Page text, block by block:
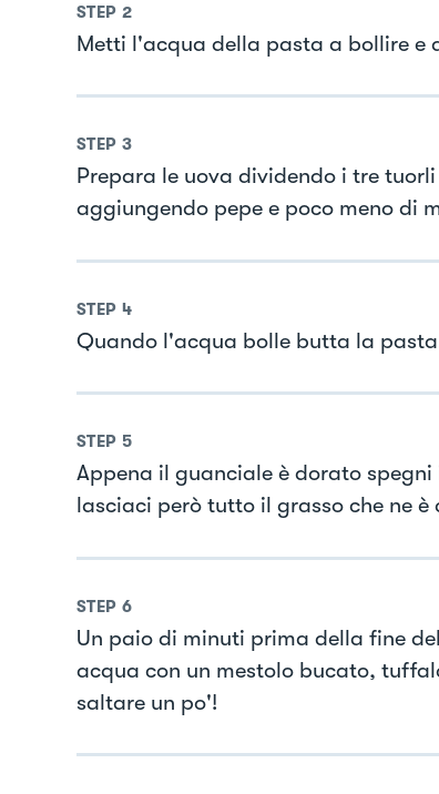
STEP 2
Metti l'acqua della pasta a bollire e
STEP 3
Prepara le uova dividendo i tre
aggiungendo pepe e poco meno di
STEP 4
Quando l'acqua bolle butta la
STEP 5
Appena il guanciale è dorato
lasciaci però tutto il grasso che ne è
STEP 6
Un paio di minuti prima della fine
acqua con un mestolo bucato,
saltare un po'!